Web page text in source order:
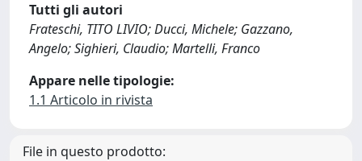
Tutti gli autori
Frateschi, TITO LIVIO; Ducci, Michele; Gazzano,
Angelo; Sighieri, Claudio; Martelli, Franco
Appare nelle tipologie:
1.1 Articolo in rivista
File in questo prodotto: